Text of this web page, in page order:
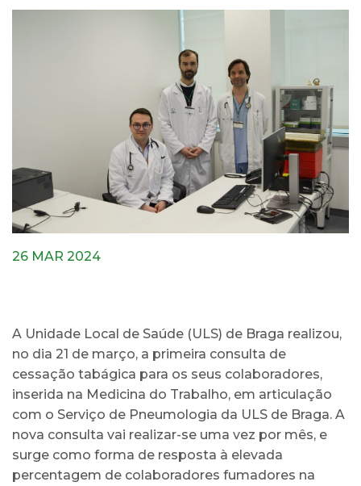
26 MAR 2024
A Unidade Local de Saúde (ULS) de Braga realizou,
no dia 21 de março, a primeira consulta de
cessação tabágica para os seus colaboradores,
inserida na Medicina do Trabalho, em articulação
com o Serviço de Pneumologia da ULS de Braga. A
nova consulta vai realizar-se uma vez por mês, e
surge como forma de resposta à elevada
percentagem de colaboradores fumadores na